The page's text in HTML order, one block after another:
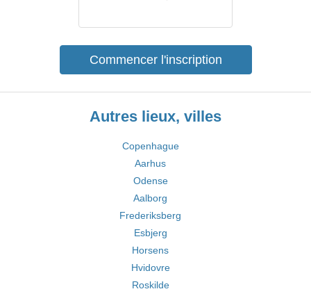
Commencer l'inscription
Autres lieux, villes
Copenhague
Aarhus
Odense
Aalborg
Frederiksberg
Esbjerg
Horsens
Hvidovre
Roskilde